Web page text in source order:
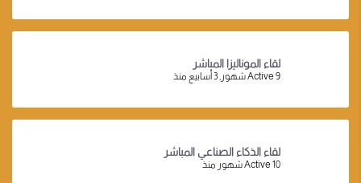
لقاء الموناليزا المباشر
Active 9 شهور, 3 أسابيع منذ
لقاء الذكاء الصناعي المباشر
Active 10 شهور منذ